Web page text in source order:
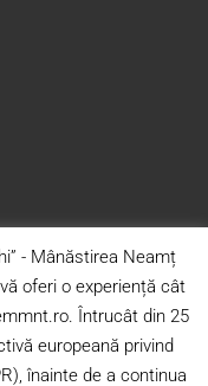
- Mânăstirea Neamț
oferi o experiență cât
Întrucât din 25
europeană privind
înainte de a continua